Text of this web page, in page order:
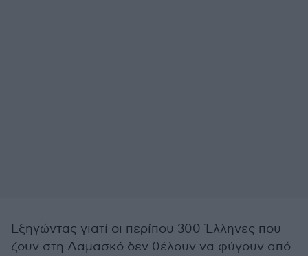
Εξηγώντας γιατί οι περίπου 300 Έλληνες που
ζουν στη Δαμασκό δεν θέλουν να φύγουν από